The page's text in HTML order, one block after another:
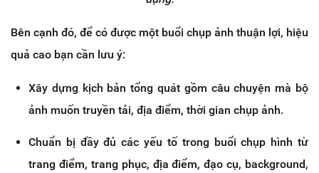
Bên cạnh đó, để có được một buổi chụp ảnh thuận lợi, hiệu
quả cao bạn cần lưu ý:
Xây dựng kịch bản tổng quát gồm câu chuyện mà bộ
ảnh muốn truyền tải, địa điểm, thời gian chụp ảnh.
Chuẩn bị đầy đủ các yếu tố trong buổi chụp hình từ
trang điểm, trang phục, địa điểm, đạo cụ, background,